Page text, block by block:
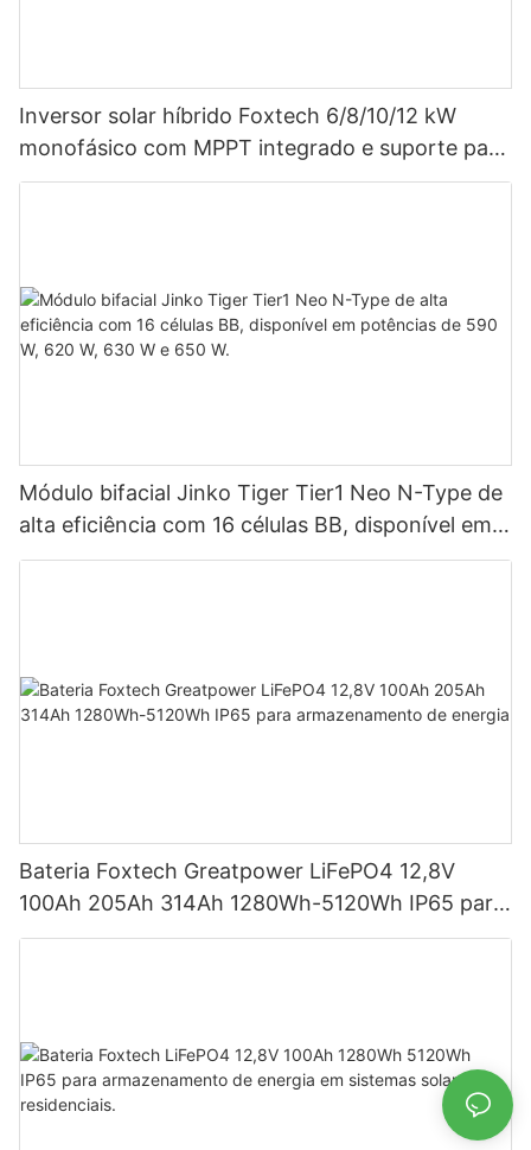
Inversor solar híbrido Foxtech 6/8/10/12 kW
monofásico com MPPT integrado e suporte para
até 9 unidades em paralelo para sistemas
Módulo bifacial Jinko Tiger Tier1 Neo N-Type de
alta eficiência com 16 células BB, disponível em
potências de 590 W, 620 W, 630 W e 650 W.
Bateria Foxtech Greatpower LiFePO4 12,8V
100Ah 205Ah 314Ah 1280Wh-5120Wh IP65 para
armazenamento de energia